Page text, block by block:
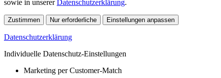
sowie in unsererDatenschutzerklärung.
Zustimmen Nur erforderliche Einstellungen anpassen
Datenschutzerklärung
Individuelle Datenschutz-Einstellungen
Marketing per Customer-Match